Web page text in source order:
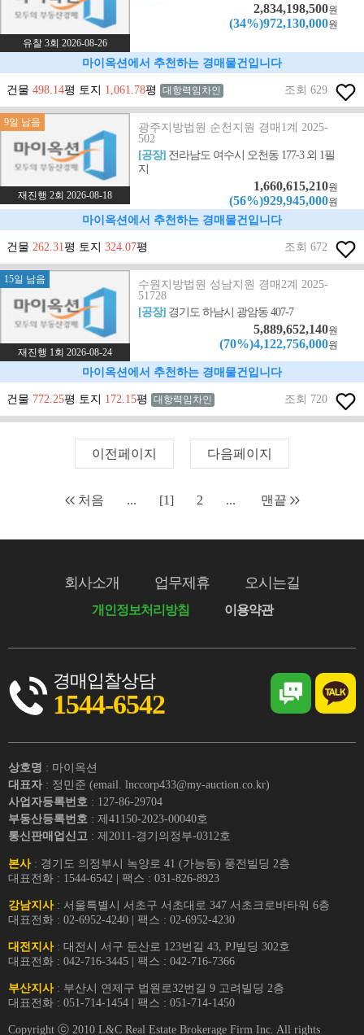
유찰 3회 2026-08-26
2,834,198,500원
(34%)972,130,000원
마이옥션에서 추천하는 경매물건입니다
건물 498.14평 토지 1,061.78평 대항력임차인 조회 629
9일 남음
재진행 2회 2026-08-18
광주지방법원 순천지원 경매1계 2025-
502
[공장] 전라남도 여수시 오천동 177-3 외 1필
지
1,660,615,210원
(56%)929,945,000원
마이옥션에서 추천하는 경매물건입니다
건물 262.31평 토지 324.07평 조회 672
15일 남음
재진행 1회 2026-08-24
수원지방법원 성남지원 경매2계 2025-
51728
[공장] 경기도 하남시 광암동 407-7
5,889,652,140원
(70%)4,122,756,000원
마이옥션에서 추천하는 경매물건입니다
건물 772.25평 토지 172.15평 대항력임차인 조회 720
이전페이지 다음페이지
처음 ... [1] 2 ... 맨끝
회사소개 업무제휴 오시는길
개인정보처리방침 이용약관
경매입찰상담
1544-6542
상호명 : 마이옥션
대표자 : 정민준 (email. lnccorp433@my-auction.co.kr)
사업자등록번호 : 127-86-29704
부동산등록번호 : 제41150-2023-00040호
통신판매업신고 : 제2011-경기의정부-0312호
본사: 경기도 의정부시 녹양로 41 (가능동) 풍전빌딩 2층
대표전화 : 1544-6542 | 팩스 : 031-826-8923
강남지사: 서울특별시 서초구 서초대로 347 서초크로바타워 6층
대표전화 : 02-6952-4240 | 팩스 : 02-6952-4230
대전지사: 대전시 서구 둔산로 123번길 43, PJ빌딩 302호
대표전화 : 042-716-3445 | 팩스 : 042-716-7366
부산지사: 부산시 연제구 법원로32번길 9 고려빌딩 2층
대표전화 : 051-714-1454 | 팩스 : 051-714-1450
Copyright ⓒ 2010 L&C Real Estate Brokerage Firm Inc. All rights